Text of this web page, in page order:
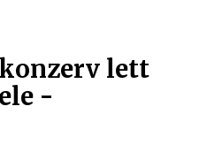
lett
-